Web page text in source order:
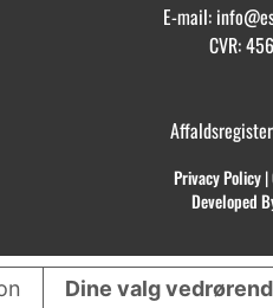
E-mail:
CVR:
Privacy Policy|
Developed
Dine valg